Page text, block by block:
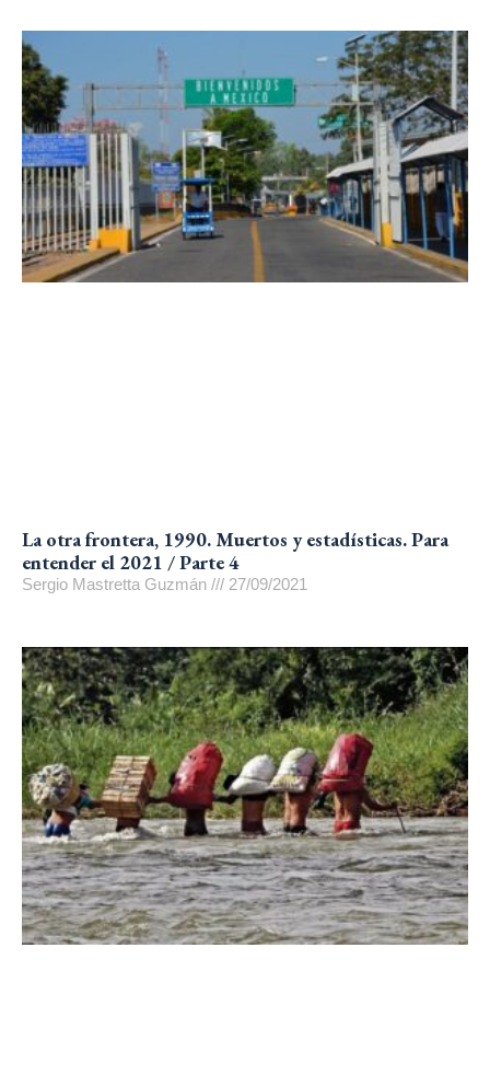
La otra frontera, 1990. Muertos y estadísticas. Para
entender el 2021 / Parte 4
Sergio Mastretta Guzmán 27/09/2021